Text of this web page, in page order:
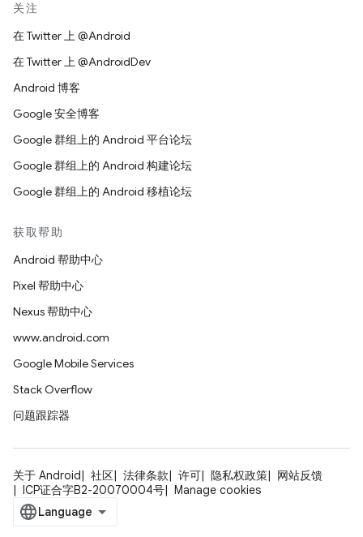
关注
在 Twitter 上 @Android
在 Twitter 上 @AndroidDev
Android 博客
Google 安全博客
Google 群组上的 Android 平台论坛
Google 群组上的 Android 构建论坛
Google 群组上的 Android 移植论坛
获取帮助
Android 帮助中心
Pixel 帮助中心
Nexus 帮助中心
www.android.com
Google Mobile Services
Stack Overflow
问题跟踪器
关于 Android 社区 法律条款 许可 隐私权政策
网站反馈
ICP证合字B2-20070004号
Manage cookies